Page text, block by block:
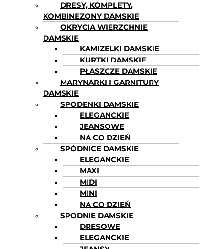
DRESY, KOMPLETY,
KOMBINEZONY DAMSKIE
OKRYCIA WIERZCHNIE
DAMSKIE
KAMIZELKI DAMSKIE
KURTKI DAMSKIE
PŁASZCZE DAMSKIE
MARYNARKI I GARNITURY
DAMSKIE
SPODENKI DAMSKIE
ELEGANCKIE
JEANSOWE
NA CO DZIEŃ
SPÓDNICE DAMSKIE
ELEGANCKIE
MAXI
MIDI
MINI
NA CO DZIEŃ
SPODNIE DAMSKIE
DRESOWE
ELEGANCKIE